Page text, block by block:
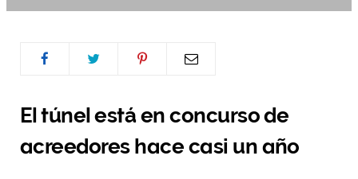
El túnel está en concurso de
acreedores hace casi un año